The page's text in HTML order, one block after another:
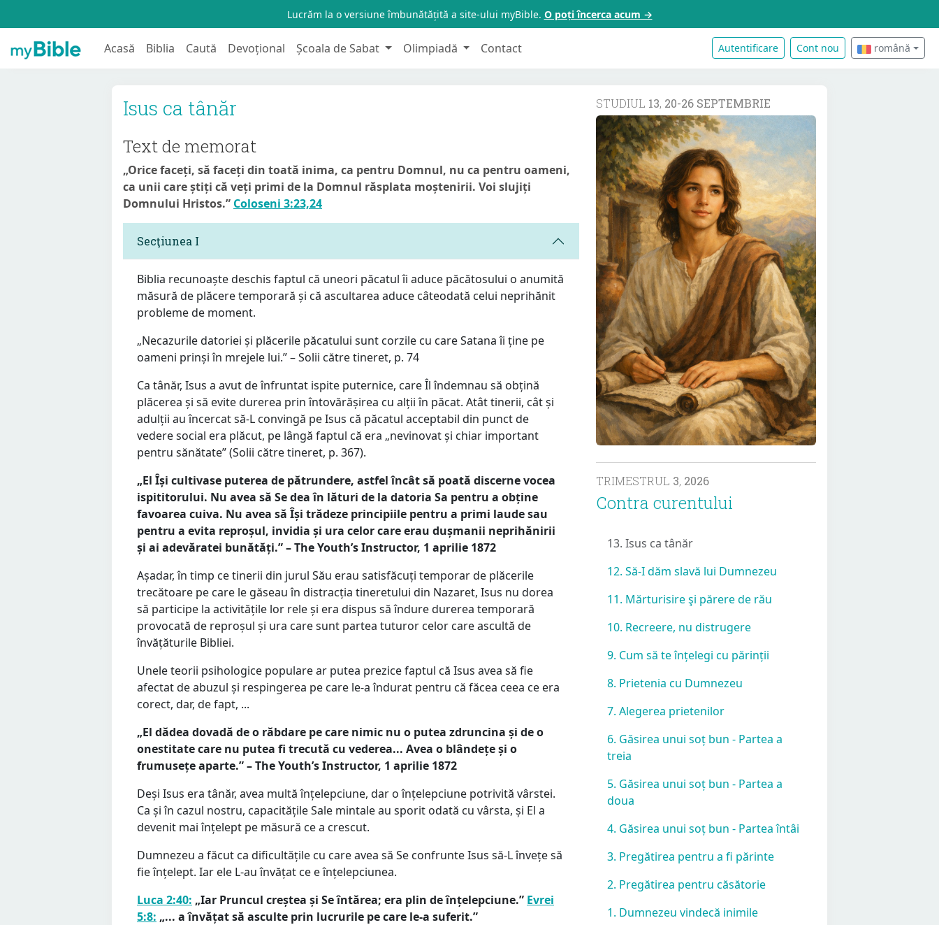
Lucrăm la o versiune îmbunătățită a site-ului myBible. O poți încerca acum →
Acasă Biblia Caută Devoțional Școala de Sabat Olimpiadă Contact Autentificare Cont nou română
Isus ca tânăr
Text de memorat
„Orice faceți, să faceți din toată inima, ca pentru Domnul, nu ca pentru oameni,
ca unii care știți că veți primi de la Domnul răsplata moștenirii. Voi slujiți
Domnului Hristos.” Coloseni 3:23,24
Secţiunea I
Biblia recunoaște deschis faptul că uneori păcatul îi aduce păcătosului o anumită
măsură de plăcere temporară și că ascultarea aduce câteodată celui neprihănit
probleme de moment.
„Necazurile datoriei și plăcerile păcatului sunt corzile cu care Satana îi ține pe
oameni prinși în mrejele lui.” – Solii către tineret, p. 74
Ca tânăr, Isus a avut de înfruntat ispite puternice, care Îl îndemnau să obțină
plăcerea și să evite durerea prin întovărășirea cu alții în păcat. Atât tinerii, cât și
adulții au încercat să-L convingă pe Isus că păcatul acceptabil din punct de
vedere social era plăcut, pe lângă faptul că era „nevinovat și chiar important
pentru sănătate” (Solii către tineret, p. 367).
„El Își cultivase puterea de pătrundere, astfel încât să poată discerne vocea
ispititorului. Nu avea să Se dea în lături de la datoria Sa pentru a obține
favoarea cuiva. Nu avea să Își trădeze principiile pentru a primi laude sau
pentru a evita reproșul, invidia și ura celor care erau dușmanii neprihănirii
și ai adevăratei bunătăți.” – The Youth’s Instructor, 1 aprilie 1872
Așadar, în timp ce tinerii din jurul Său erau satisfăcuți temporar de plăcerile
trecătoare pe care le găseau în distracția tineretului din Nazaret, Isus nu dorea
să participe la activitățile lor rele și era dispus să îndure durerea temporară
provocată de reproșul și ura care sunt partea tuturor celor care ascultă de
învățăturile Bibliei.
Unele teorii psihologice populare ar putea prezice faptul că Isus avea să fie
afectat de abuzul și respingerea pe care le-a îndurat pentru că făcea ceea ce era
corect, dar, de fapt, ...
„El dădea dovadă de o răbdare pe care nimic nu o putea zdruncina și de o
onestitate care nu putea fi trecută cu vederea... Avea o blândețe și o
frumusețe aparte.” – The Youth’s Instructor, 1 aprilie 1872
Deși Isus era tânăr, avea multă înțelepciune, dar o înțelepciune potrivită vârstei.
Ca și în cazul nostru, capacitățile Sale mintale au sporit odată cu vârsta, și El a
devenit mai înțelept pe măsură ce a crescut.
Dumnezeu a făcut ca dificultățile cu care avea să Se confrunte Isus să-L învețe să
fie înțelept. Iar ele L-au învățat ce e înțelepciunea.
Luca 2:40: „Iar Pruncul creștea și Se întărea; era plin de înțelepciune.” Evrei
5:8: „... a învățat să asculte prin lucrurile pe care le-a suferit.”
STUDIUL 13, 20-26 SEPTEMBRIE
TRIMESTRUL 3, 2026
Contra curentului
13. Isus ca tânăr
12. Să-I dăm slavă lui Dumnezeu
11. Mărturisire şi părere de rău
10. Recreere, nu distrugere
9. Cum să te înțelegi cu părinții
8. Prietenia cu Dumnezeu
7. Alegerea prietenilor
6. Găsirea unui soț bun - Partea a
treia
5. Găsirea unui soț bun - Partea a
doua
4. Găsirea unui soț bun - Partea întâi
3. Pregătirea pentru a fi părinte
2. Pregătirea pentru căsătorie
1. Dumnezeu vindecă inimile